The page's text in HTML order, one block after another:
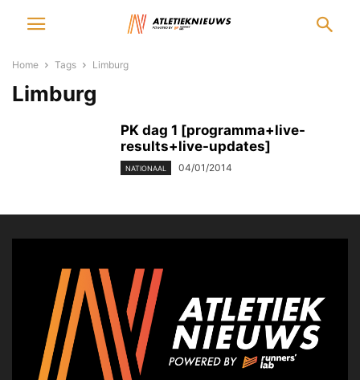
Home Tags Limburg
Limburg
PK dag 1 [programma+live-
results+live-updates]
NATIONAAL 04/01/2014